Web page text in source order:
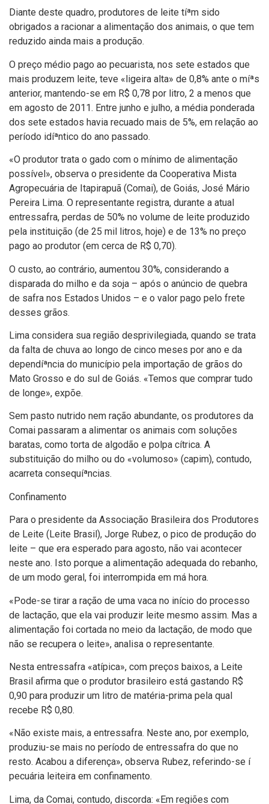
Diante deste quadro, produtores de leite tíªm sido
obrigados a racionar a alimentação dos animais, o que tem
reduzido ainda mais a produção.
O preço médio pago ao pecuarista, nos sete estados que
mais produzem leite, teve «ligeira alta» de 0,8% ante o míªs
anterior, mantendo-se em R$ 0,78 por litro, 2 a menos que
em agosto de 2011. Entre junho e julho, a média ponderada
dos sete estados havia recuado mais de 5%, em relação ao
perí­odo idíªntico do ano passado.
«O produtor trata o gado com o mí­nimo de alimentação
possí­vel», observa o presidente da Cooperativa Mista
Agropecuária de Itapirapuã (Comai), de Goiás, José Mário
Pereira Lima. O representante registra, durante a atual
entressafra, perdas de 50% no volume de leite produzido
pela instituição (de 25 mil litros, hoje) e de 13% no preço
pago ao produtor (em cerca de R$ 0,70).
O custo, ao contrário, aumentou 30%, considerando a
disparada do milho e da soja – após o anúncio de quebra
de safra nos Estados Unidos – e o valor pago pelo frete
desses grãos.
Lima considera sua região desprivilegiada, quando se trata
da falta de chuva ao longo de cinco meses por ano e da
dependíªncia do municí­pio pela importação de grãos do
Mato Grosso e do sul de Goiás. «Temos que comprar tudo
de longe», expõe.
Sem pasto nutrido nem ração abundante, os produtores da
Comai passaram a alimentar os animais com soluções
baratas, como torta de algodão e polpa cí­trica. A
substituição do milho ou do «volumoso» (capim), contudo,
acarreta consequíªncias.
Confinamento
Para o presidente da Associação Brasileira dos Produtores
de Leite (Leite Brasil), Jorge Rubez, o pico de produção do
leite – que era esperado para agosto, não vai acontecer
neste ano. Isto porque a alimentação adequada do rebanho,
de um modo geral, foi interrompida em má hora.
«Pode-se tirar a ração de uma vaca no iní­cio do processo
de lactação, que ela vai produzir leite mesmo assim. Mas a
alimentação foi cortada no meio da lactação, de modo que
não se recupera o leite», analisa o representante.
Nesta entressafra «atí­pica», com preços baixos, a Leite
Brasil afirma que o produtor brasileiro está gastando R$
0,90 para produzir um litro de matéria-prima pela qual
recebe R$ 0,80.
«Não existe mais, a entressafra. Neste ano, por exemplo,
produziu-se mais no perí­odo de entressafra do que no
resto. Acabou a diferença», observa Rubez, referindo-se í
pecuária leiteira em confinamento.
Lima, da Comai, contudo, discorda: «Em regiões com